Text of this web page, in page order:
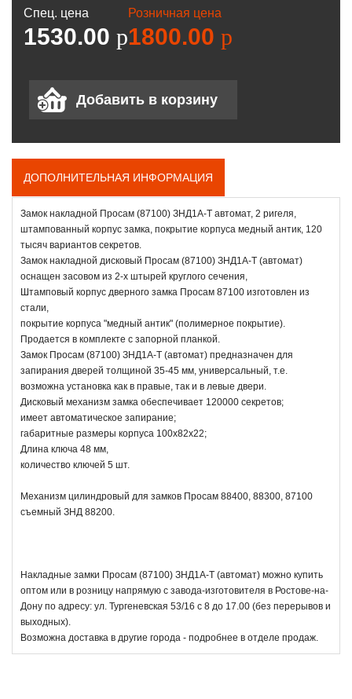
Спец. цена
1530.00 p
Розничная цена
1800.00 p
ДОПОЛНИТЕЛЬНАЯ ИНФОРМАЦИЯ
Замок накладной Просам (87100) ЗНД1А-Т автомат, 2 ригеля,
штампованный корпус замка, покрытие корпуса медный антик, 120
тысяч вариантов секретов.
Замок накладной дисковый Просам (87100) ЗНД1А-Т (автомат)
оснащен засовом из 2-х штырей круглого сечения,
Штамповый корпус дверного замка Просам 87100 изготовлен из
стали,
покрытие корпуса "медный антик" (полимерное покрытие).
Продается в комплекте с запорной планкой.
Замок Просам (87100) ЗНД1А-Т (автомат) предназначен для
запирания дверей толщиной 35-45 мм, универсальный, т.е.
возможна установка как в правые, так и в левые двери.
Дисковый механизм замка обеспечивает 120000 секретов;
имеет автоматическое запирание;
габаритные размеры корпуса 100х82х22;
Длина ключа 48 мм,
количество ключей 5 шт.
Механизм цилиндровый для замков Просам 88400, 88300, 87100
съемный ЗНД 88200.
Накладные замки Просам (87100) ЗНД1А-Т (автомат) можно купить
оптом или в розницу напрямую с завода-изготовителя в Ростове-на-
Дону по адресу: ул. Тургеневская 53/16 с 8 до 17.00 (без перерывов и
выходных).
Возможна доставка в другие города - подробнее в отделе продаж.